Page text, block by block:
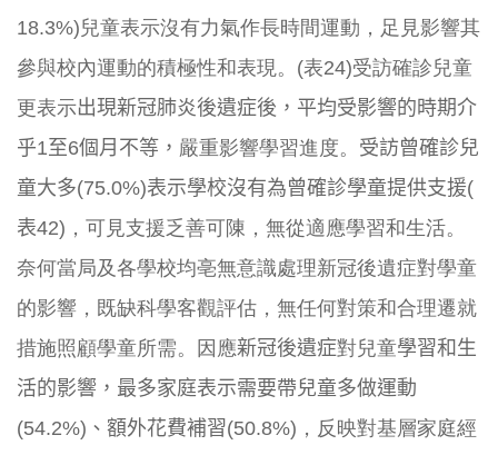
18.3%)兒童表示沒有力氣作長時間運動， 足見影響其
參與校內運動的積極性和表現。(表24)受訪確診兒童
更表示出現新冠肺炎後遺症後， 平均受影響的時期介
乎1至6個月不等， 嚴重影響學習進度。 受訪曾確診兒
童大多(75.0%)表示學校沒有為曾確診學童提供支援(
表42) ，可見支援乏善可陳，無從適應學習和生活。
奈何當局及各學校均亳無意識處理新冠後遺症對學童
的影響， 既缺科學客觀評估，無任何對策和合理遷就
措施照顧學童所需。因應新冠後遺症對兒童學習和生
活的影響， 最多家庭表示需要帶兒童多做運動
(54.2%)、額外花費補習(50.8%) ，反映對基層家庭經